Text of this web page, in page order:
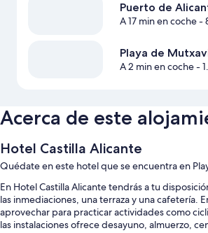
Puerto de
A 17 min en coche-
Playa de
A 2 min en coche-
Acerca de este
Hotel Castilla Alicante
Quédate en este hotel que se encuentra en
En Hotel Castilla Alicante tendrás a tu
las inmediaciones, una terraza y una cafetería.
aprovechar para practicar actividades como
las instalaciones ofrece desayuno, almuerzo,